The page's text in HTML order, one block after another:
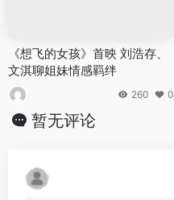
《想飞的女孩》首映 刘浩存、
文淇聊姐妹情感羁绊
260 0
暂无评论